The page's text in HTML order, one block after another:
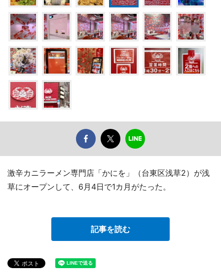
激辛カニラーメン専門店「かにを」（台東区浅草2）が浅
草にオープンして、6月4日で1カ月がたった。
記事を読む